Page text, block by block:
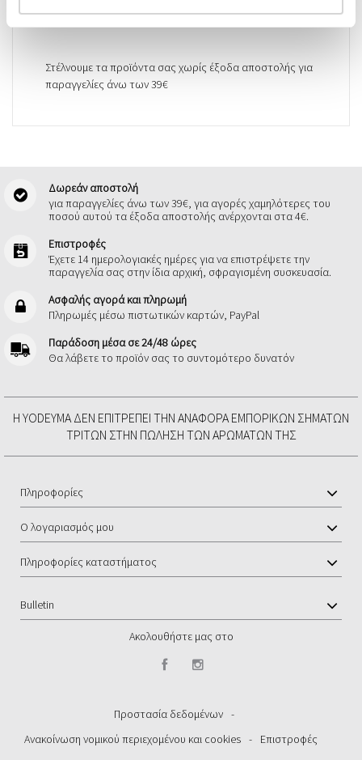
Αποστολή Επιστροφές
Στέλνουμε τα προϊόντα σας χωρίς έξοδα αποστολής για
παραγγελίες άνω των 39€
Δωρεάν αποστολή
για παραγγελίες άνω των 39€, για αγορές χαμηλότερες του
ποσού αυτού τα έξοδα αποστολής ανέρχονται στα 4€.
Επιστροφές
Έχετε 14 ημερολογιακές ημέρες για να επιστρέψετε την
παραγγελία σας στην ίδια αρχική, σφραγισμένη συσκευασία.
Ασφαλής αγορά και πληρωμή
Πληρωμές μέσω πιστωτικών καρτών, PayPal
Παράδοση μέσα σε 24/48 ώρες
Θα λάβετε το προϊόν σας το συντομότερο δυνατόν
Η YODEYMA ΔΕΝ ΕΠΙΤΡΈΠΕΙ ΤΗΝ ΑΝΑΦΟΡΆ ΕΜΠΟΡΙΚΏΝ ΣΗΜΆΤΩΝ
ΤΡΊΤΩΝ ΣΤΗΝ ΠΏΛΗΣΗ ΤΩΝ ΑΡΩΜΆΤΩΝ ΤΗΣ
Πληροφορίες
Ο λογαριασμός μου
Πληροφορίες καταστήματος
Bulletin
Ακολουθήστε μας στο
Προστασία δεδομένων -
Ανακοίνωση νομικού περιεχομένου και cookies - Επιστροφές